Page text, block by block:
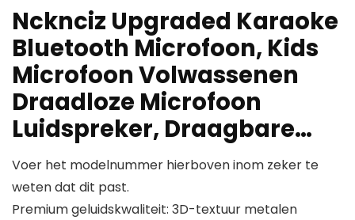
Ncknciz Upgraded Karaoke
Bluetooth Microfoon, Kids
Microfoon Volwassenen
Draadloze Microfoon
Luidspreker, Draagbare…
Voer het modelnummer hierboven inom zeker te
weten dat dit past.
Premium geluidskwaliteit: 3D-textuur metalen